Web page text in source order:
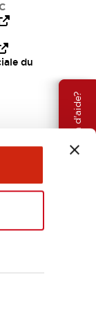
Besoin d'aide?
du
EMEA